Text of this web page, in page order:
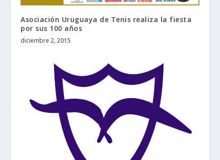
Asociación Uruguaya de Tenis realiza la fiesta
por sus 100 años
diciembre 2, 2015